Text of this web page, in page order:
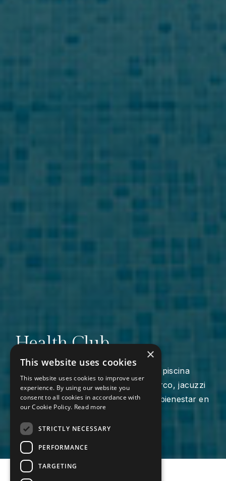
Health Club
Disfrute de nuestro Health Club con piscina
cubierta climatizada, sauna, baño turco, jacuzzi
y gimnasio: un completo espacio de bienestar en
el corazón de la Ría Formosa.
×
This website uses cookies
This website uses cookies to improve user
experience. By using our website you
consent to all cookies in accordance with
our Cookie Policy. Read more
STRICTLY NECESSARY
PERFORMANCE
TARGETING